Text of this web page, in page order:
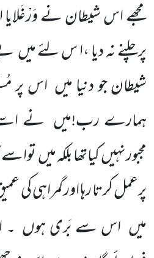
مجھے اس شیطان نے وَرْغَلایا
پرچلنے نہ دیا ،ا س لئے
شیطان جو دنیا میں اس
ہمارے رب!میں نے اسے
مجبورنہیں کیاتھا بلکہ میں
پرعمل کرتا رہا اور گمراہی کی
میں اس سے بَری ہوں ۔